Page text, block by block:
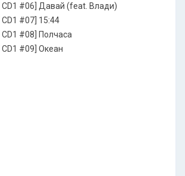
CD1 #06] Давай (feat. Влади)
#07] 15:44
CD1 #08] Полчаса
CD1 #09] Океан